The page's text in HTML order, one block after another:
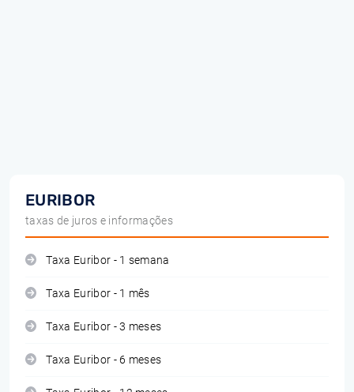
EURIBOR
taxas de juros e informações
Taxa Euribor - 1 semana
Taxa Euribor - 1 mês
Taxa Euribor - 3 meses
Taxa Euribor - 6 meses